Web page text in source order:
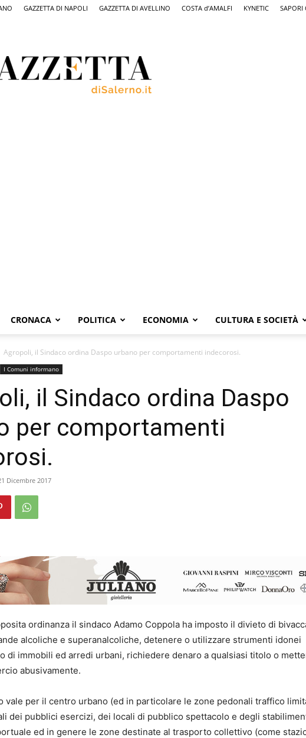
GAZZETTA DI NAPOLI GAZZETTA DI AVELLINO COSTA d’AMALFI KYNETIC SAPORI
Salerno,
il
quotidiano
CRONACA POLITICA ECONOMIA CULTURA E SOCIETÀ
Agropoli, il Sindaco ordina Daspo urbano per comportamenti indecorosi.
I Comuni informano
il Sindaco ordina Daspo
per comportamenti
Dicembre 2017
ordinanza il sindaco Adamo Coppola ha imposto il divieto di
alcoliche e superanalcoliche, detenere o utilizzare strumenti idonei
di immobili ed arredi urbani, richiedere denaro a qualsiasi titolo o
abusivamente.
vale per il centro urbano (ed in particolare le zone pedonali traffico
dei pubblici esercizi, dei locali di pubblico spettacolo e degli
ed in genere le zone destinate al trasporto collettivo (come